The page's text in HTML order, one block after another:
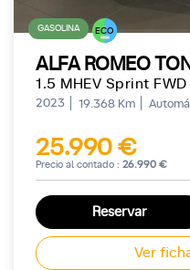
GASOLINA ECO
ALFA ROMEO
1.5 MHEV Sprint
2023 19.368 Km
25.990 €
Precio al contado : 26.990 €
Reservar
Ver